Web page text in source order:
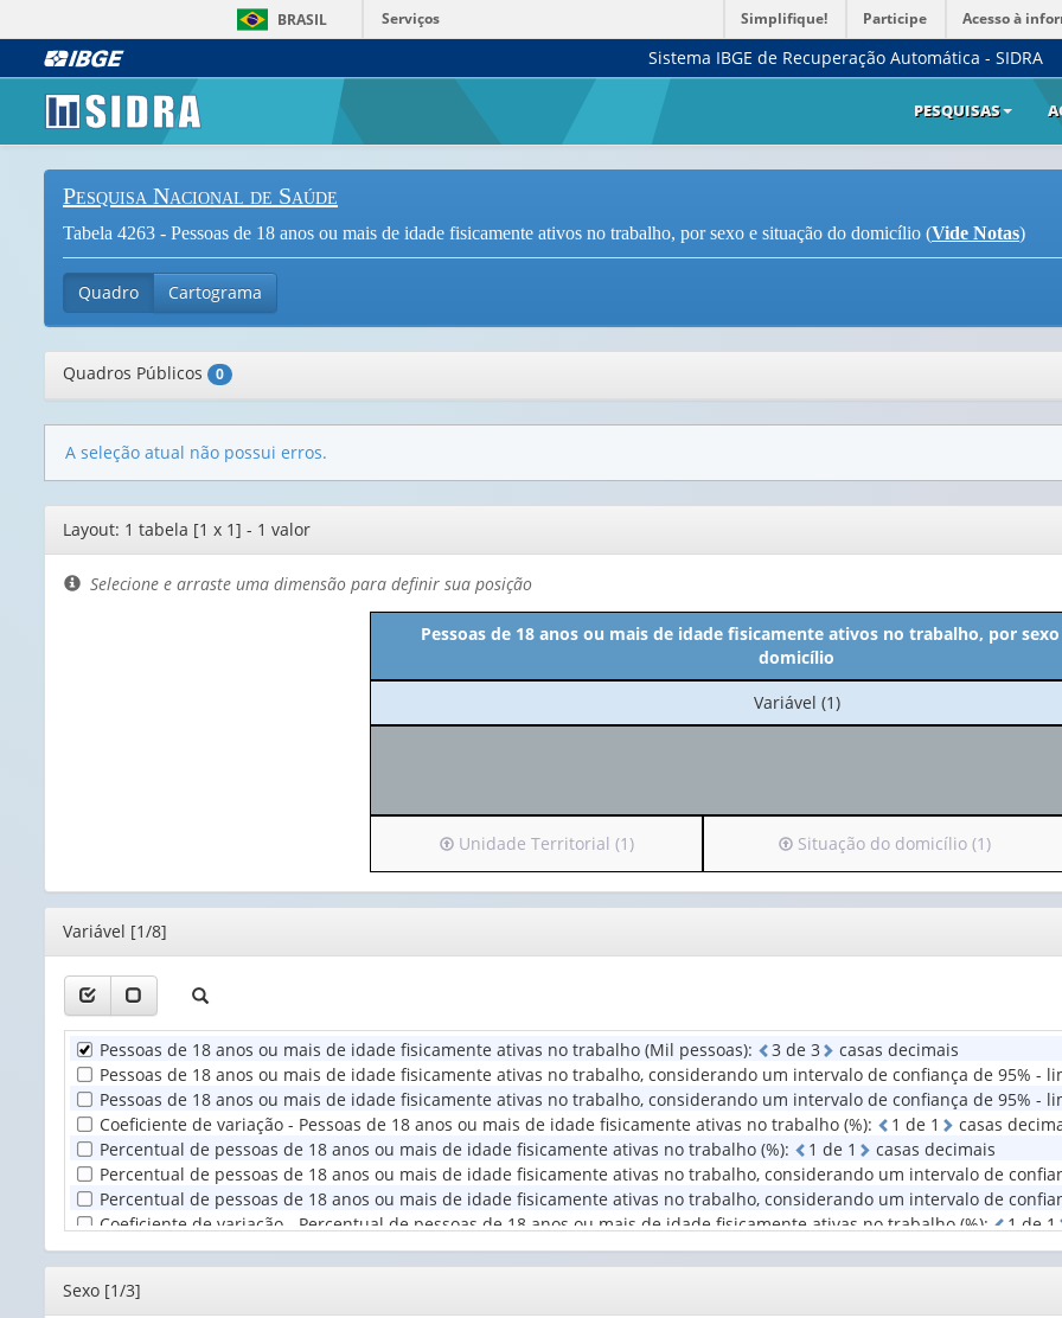
BRASIL Serviços Simplifique! Participe Acesso à
Sistema IBGE de Recuperação Automática - SIDRA
PESQUISAS
Pesquisa Nacional de Saúde
Tabela 4263 - Pessoas de 18 anos ou mais de idade fisicamente ativos no trabalho, por sexo e situação do domicílio (Vide Notas)
Quadro Cartograma
Quadros Públicos 0
A seleção atual não possui erros.
Editor
de
layout
Layout: 1 tabela [1 x 1] - 1 valor
Selecione e arraste uma dimensão para definir sua posição
Pessoas de 18 anos ou mais de idade fisicamente ativos no trabalho, por
domicílio
No
cabeçalho:
Variável (1)
Irá
para
o
cabeçalho
apenas
Unidade
Territorial
(1)
Unidade Territorial (1)
Irá
para
o
cabeçalho
apenas
Situação
do
domicílio
(1)
Situação do domicílio (1)
Editor
Variável [1/8]
Pessoas de 18 anos ou mais de idade fisicamente ativas no trabalho (Mil pessoas): 3 de 3
casas decimais
Pessoas de 18 anos ou mais de idade fisicamente ativas no trabalho, considerando um intervalo de confiança de 95% -
Pessoas de 18 anos ou mais de idade fisicamente ativas no trabalho, considerando um intervalo de confiança de 95% -
Coeficiente de variação - Pessoas de 18 anos ou mais de idade fisicamente ativas no trabalho (%): 1 de 1
casas
Percentual de pessoas de 18 anos ou mais de idade fisicamente ativas no trabalho (%): 1 de 1
casas decimais
Percentual de pessoas de 18 anos ou mais de idade fisicamente ativas no trabalho, considerando um intervalo de
Percentual de pessoas de 18 anos ou mais de idade fisicamente ativas no trabalho, considerando um intervalo de
Coeficiente de variação - Percentual de pessoas de 18 anos ou mais de idade fisicamente ativas no trabalho (%): 1 de 1
Editor
Sexo [1/3]